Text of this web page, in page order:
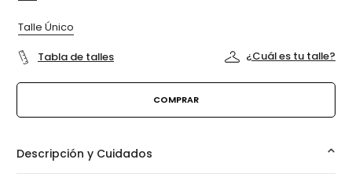
Talle Único
Tabla de talles
¿Cuál es tu talle?
Descripción y Cuidados